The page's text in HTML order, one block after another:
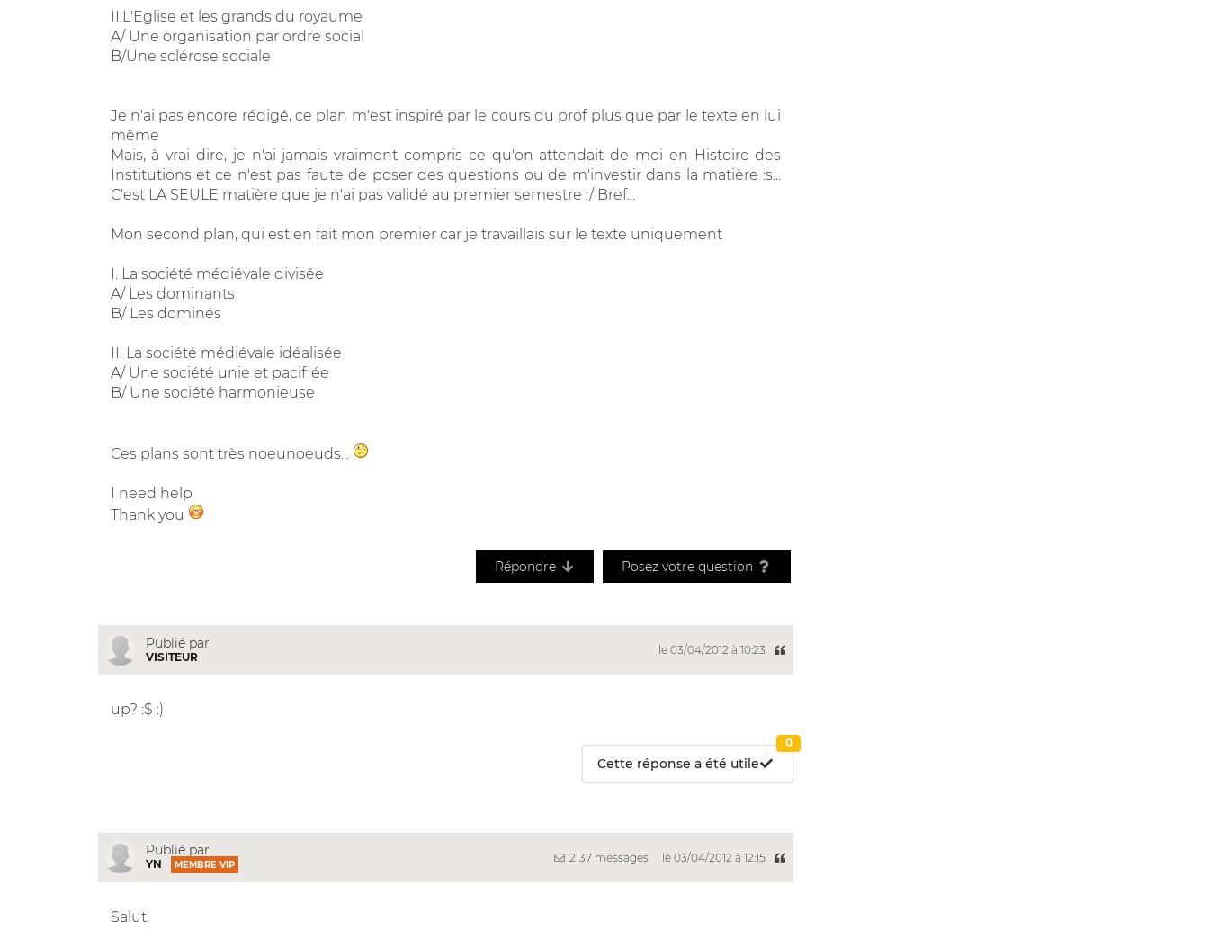
II.L'Eglise et les grands du royaume
A/ Une organisation par ordre social
B/Une sclérose sociale
Je n'ai pas encore rédigé, ce plan m'est inspiré par le cours du prof plus que par le texte en lui
même
Mais, à vrai dire, je n'ai jamais vraiment compris ce qu'on attendait de moi en Histoire des
Institutions et ce n'est pas faute de poser des questions ou de m'investir dans la matière :s...
C'est LA SEULE matière que je n'ai pas validé au premier semestre :/ Bref...
Mon second plan, qui est en fait mon premier car je travaillais sur le texte uniquement
I. La société médiévale divisée
A/ Les dominants
B/ Les dominés
II. La société médiévale idéalisée
A/ Une société unie et pacifiée
B/ Une société harmonieuse
Ces plans sont très noeunoeuds...
I need help
Thank you
Répondre Posez votre question
Publié par
VISITEUR
le 03/04/2012 à 10:23
up? :$ :)
Cette réponse a été utile
0
Publié par
YN MEMBRE VIP
2137 messages le 03/04/2012 à 12:15
Salut,